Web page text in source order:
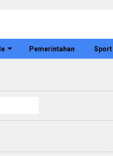
Pemerintahan Sport